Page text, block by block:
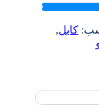
کابل,